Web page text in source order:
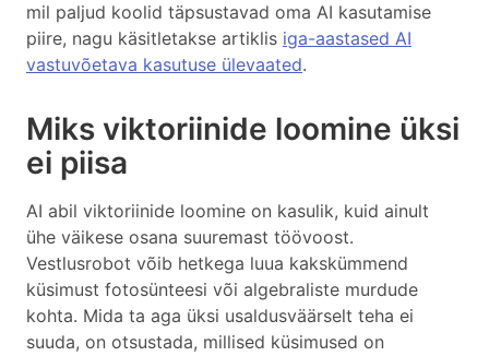
mil paljud koolid täpsustavad oma AI kasutamise
piire, nagu käsitletakse artiklis iga-aastased AI
vastuvõetava kasutuse ülevaated.
Miks viktoriinide loomine üksi
ei piisa
AI abil viktoriinide loomine on kasulik, kuid ainult
ühe väikese osana suuremast töövoost.
Vestlusrobot võib hetkega luua kakskümmend
küsimust fotosünteesi või algebraliste murdude
kohta. Mida ta aga üksi usaldusväärselt teha ei
suuda, on otsustada, millised küsimused on